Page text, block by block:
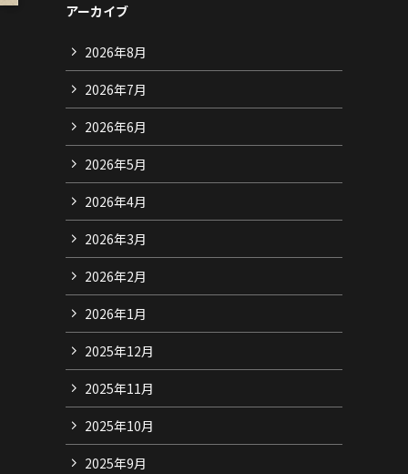
アーカイブ
2026年8月
2026年7月
2026年6月
2026年5月
2026年4月
2026年3月
2026年2月
2026年1月
2025年12月
2025年11月
2025年10月
2025年9月